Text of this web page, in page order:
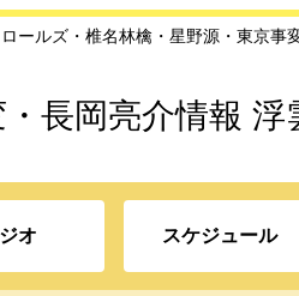
ールズ・椎名林檎・星野源・東京事
長岡亮介情報 浮
オ スケジュール